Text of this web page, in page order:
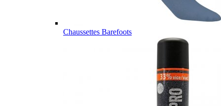
Chaussettes Barefoots